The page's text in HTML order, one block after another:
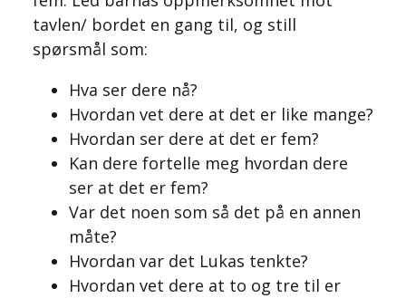
tavlen/ bordet en gang til, og still
spørsmål som:
Hva ser dere nå?
Hvordan vet dere at det er like mange?
Hvordan ser dere at det er fem?
Kan dere fortelle meg hvordan dere
ser at det er fem?
Var det noen som så det på en annen
måte?
Hvordan var det Lukas tenkte?
Hvordan vet dere at to og tre til er